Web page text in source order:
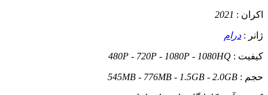
اکران : 2021
ژانر : درام
کيفيت : 480P - 720P - 1080P - 1080HQ
حجم : 545MB - 776MB - 1.5GB - 2.0GB